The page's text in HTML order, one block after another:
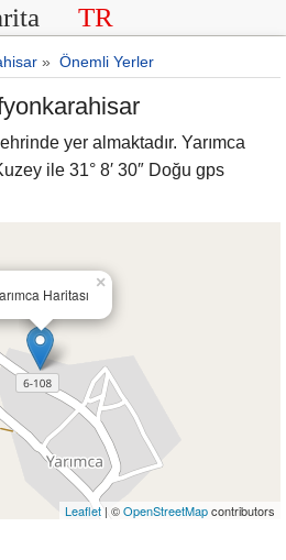
TR
» Önemli Yerler
yer almaktadır. Yarımca
ile 31° 8′ 30″ Doğu gps
Haritası
×
Leaflet| ©OpenStreetMapcontributors